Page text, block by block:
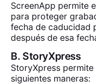
ScreenApp permite
para proteger
fecha de caducidad
después de esa
B. StoryXpress
StoryXpress
siguientes maneras: